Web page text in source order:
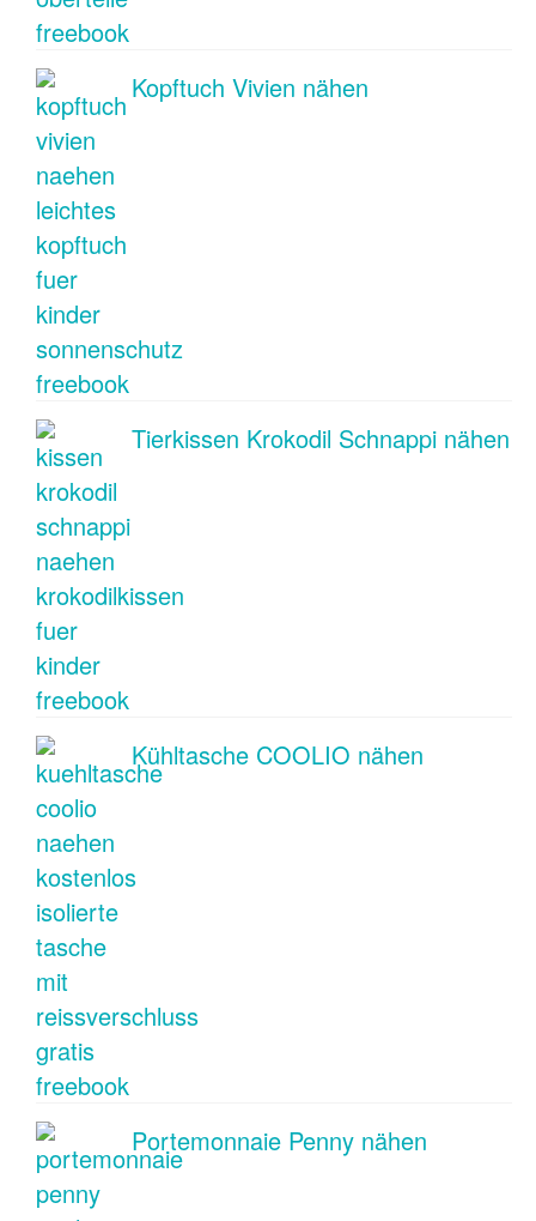
Kopftuch Vivien nähen
Tierkissen Krokodil Schnappi nähen
Kühltasche COOLIO nähen
Portemonnaie Penny nähen